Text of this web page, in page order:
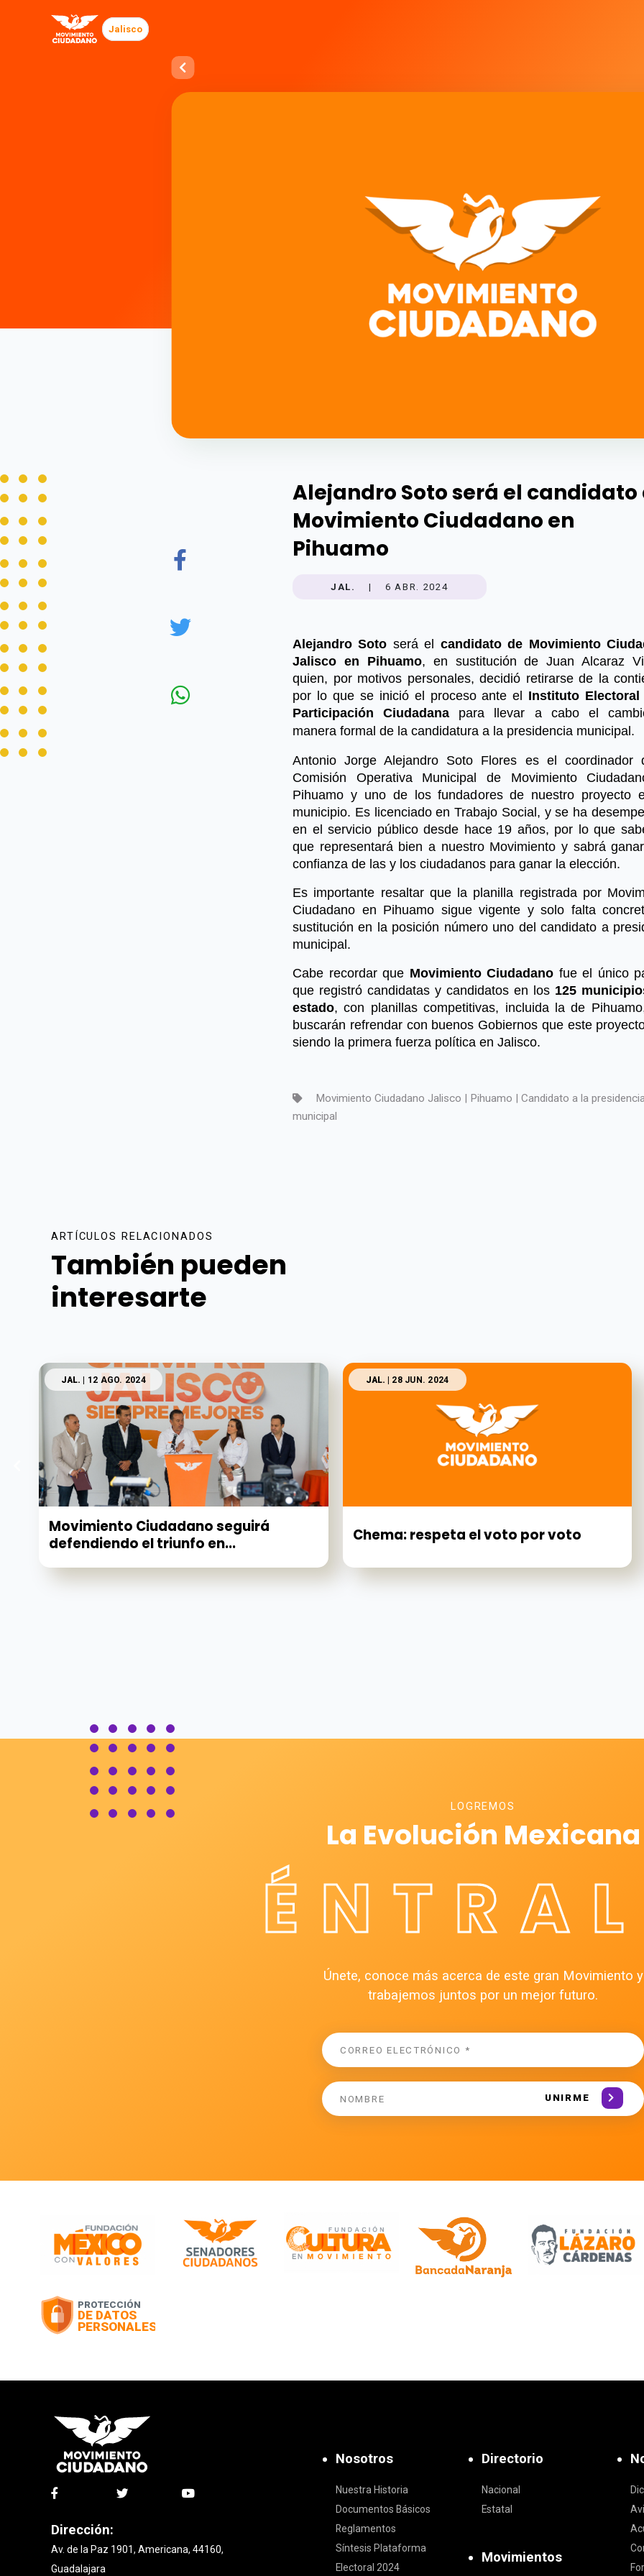
Jalisco
Alejandro Soto será el candidato
Movimiento Ciudadano en
Pihuamo
JAL. | 6 ABR. 2024
Alejandro Soto será el candidato de Movimiento
Jalisco en Pihuamo, en sustitución de Juan Alcaraz
quien, por motivos personales, decidió retirarse de la
por lo que se inició el proceso ante el Instituto
Participación Ciudadana para llevar a cabo el
manera formal de la candidatura a la presidencia municipal.
Antonio Jorge Alejandro Soto Flores es el coordinador
Comisión Operativa Municipal de Movimiento
Pihuamo y uno de los fundadores de nuestro proyecto
municipio. Es licenciado en Trabajo Social, y se ha
en el servicio público desde hace 19 años, por lo que
que representará bien a nuestro Movimiento y sabrá
confianza de las y los ciudadanos para ganar la elección.
Es importante resaltar que la planilla registrada por
Ciudadano en Pihuamo sigue vigente y solo falta
sustitución en la posición número uno del candidato a
municipal.
Cabe recordar que Movimiento Ciudadano fue el único
que registró candidatas y candidatos en los 125
estado, con planillas competitivas, incluida la de
buscarán refrendar con buenos Gobiernos que este
siendo la primera fuerza política en Jalisco.
Movimiento Ciudadano Jalisco | Pihuamo | Candidato a la
municipal
ARTÍCULOS RELACIONADOS
También pueden
interesarte
JAL. | 12 AGO. 2024
Movimiento Ciudadano seguirá
defendiendo el triunfo en...
JAL. | 28 JUN. 2024
Chema: respeta el voto por voto
LOGREMOS
La Evolución Mexicana
Únete, conoce más acerca de este gran Movimiento y
trabajemos juntos por un mejor futuro.
UNIRME
Dirección:
Av. de la Paz 1901, Americana, 44160,
Guadalajara
Nosotros
Nuestra Historia
Documentos Básicos
Reglamentos
Síntesis Plataforma
Electoral 2024
Directorio
Nacional
Estatal
Movimientos